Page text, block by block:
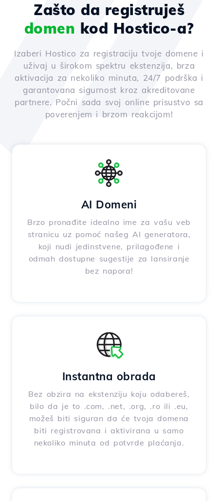
Zašto da registruješ
domen kod Hostico-a?
Izaberi Hostico za registraciju tvoje domene i
uživaj u širokom spektru ekstenzija, brza
aktivacija za nekoliko minuta, 24/7 podrška i
garantovana sigurnost kroz akreditovane
partnere. Počni sada svoj online prisustvo sa
poverenjem i brzom reakcijom!
AI Domeni
Brzo pronađite idealno ime za vašu veb
stranicu uz pomoć našeg AI generatora,
koji nudi jedinstvene, prilagođene i
odmah dostupne sugestije za lansiranje
bez napora!
Instantna obrada
Bez obzira na ekstenziju koju odabereš,
bilo da je to .com, .net, .org, .ro ili .eu,
možeš biti siguran da će tvoja domena
biti registrovana i aktivirana u samo
nekoliko minuta od potvrde plaćanja.